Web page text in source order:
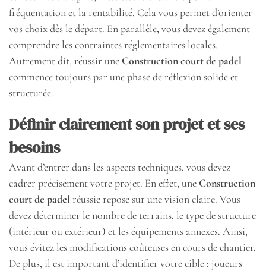
fréquentation et la rentabilité. Cela vous permet d’orienter
vos choix dès le départ. En parallèle, vous devez également
comprendre les contraintes réglementaires locales.
Autrement dit, réussir une Construction court de padel
commence toujours par une phase de réflexion solide et
structurée.
Définir clairement son projet et ses
besoins
Avant d’entrer dans les aspects techniques, vous devez
cadrer précisément votre projet. En effet, une Construction
court de padel réussie repose sur une vision claire. Vous
devez déterminer le nombre de terrains, le type de structure
(intérieur ou extérieur) et les équipements annexes. Ainsi,
vous évitez les modifications coûteuses en cours de chantier.
De plus, il est important d’identifier votre cible : joueurs